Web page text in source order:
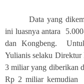
Data yang
ini luasnya antara
dan Kongbeng.
Yulianis selaku
3 miliar yang diberikan
Rp 2 miliar kemudian